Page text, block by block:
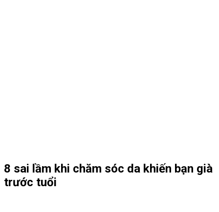
8 sai lầm khi chăm sóc da khiến bạn già
trước tuổi